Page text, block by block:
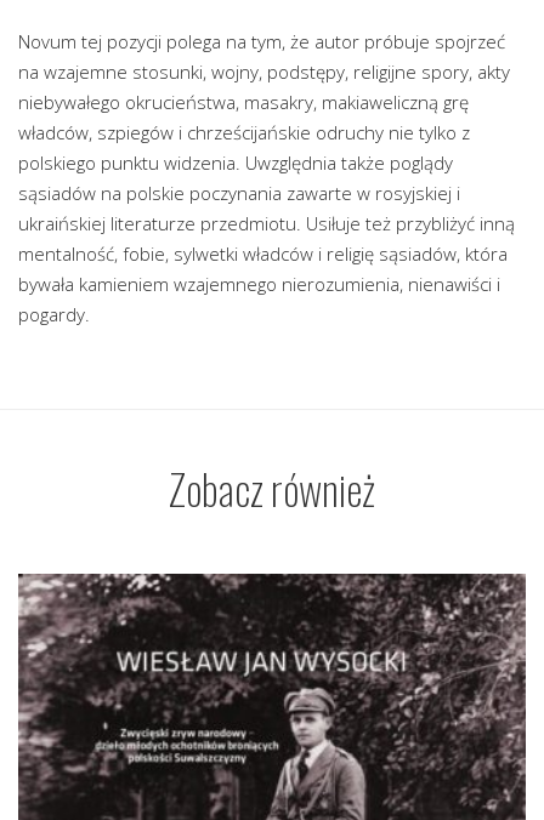
Novum tej pozycji polega na tym, że autor próbuje spojrzeć
na wzajemne stosunki, wojny, podstępy, religijne spory, akty
niebywałego okrucieństwa, masakry, makiaweliczną grę
władców, szpiegów i chrześcijańskie odruchy nie tylko z
polskiego punktu widzenia. Uwzględnia także poglądy
sąsiadów na polskie poczynania zawarte w rosyjskiej i
ukraińskiej literaturze przedmiotu. Usiłuje też przybliżyć inną
mentalność, fobie, sylwetki władców i religię sąsiadów, która
bywała kamieniem wzajemnego nierozumienia, nienawiści i
pogardy.
Zobacz również